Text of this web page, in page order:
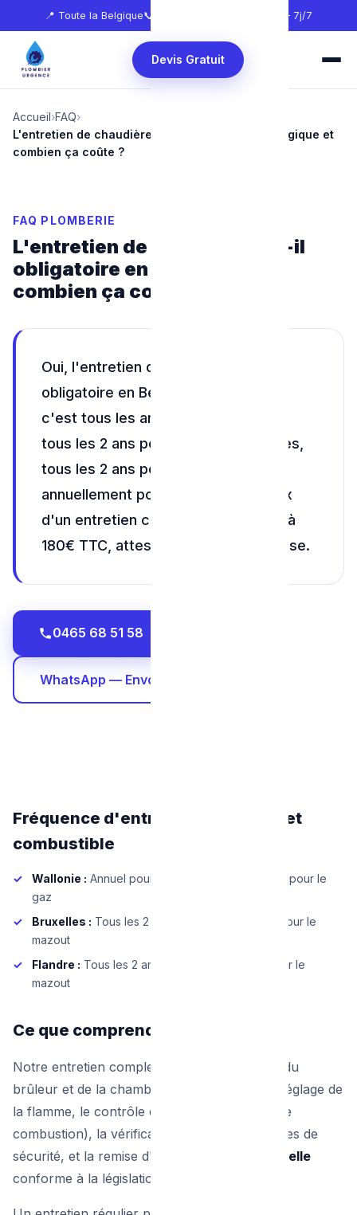
📍 Toute la Belgique📞 🕐 24h/24 — 7j/7
Devis Gratuit
Accueil›FAQ›
L'entretien de chaudière est-il obligatoire en Belgique et
combien ça coûte ?
FAQ PLOMBERIE
L'entretien de chaudière est-il
obligatoire en Belgique et
combien ça coûte ?
Oui, l'entretien de chaudière est
obligatoire en Belgique. En Wallonie,
c'est tous les ans pour le mazout et
tous les 2 ans pour le gaz. À Bruxelles,
tous les 2 ans pour le gaz et
annuellement pour le mazout. Le prix
d'un entretien complet est de 100€ à
180€ TTC, attestation officielle incluse.
0465 68 51 58
WhatsApp — Envoyez une photo
Fréquence d'entretien par région et
combustible
Wallonie : Annuel pour le mazout, tous les 2 ans pour le
gaz
Bruxelles : Tous les 2 ans pour le gaz, annuel pour le
mazout
Flandre : Tous les 2 ans pour le gaz, annuel pour le
mazout
Ce que comprend l'entretien
Notre entretien complet inclut : le nettoyage du
brûleur et de la chambre de combustion, le réglage de
la flamme, le contrôle des fumées (analyse de
combustion), la vérification de tous les organes de
sécurité, et la remise d'une
attestation officielle
conforme à la législation belge.